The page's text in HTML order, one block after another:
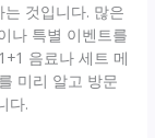
것입니다. 많은
나 특별 이벤트를
음료나 세트 메
미리 알고 방문
다.